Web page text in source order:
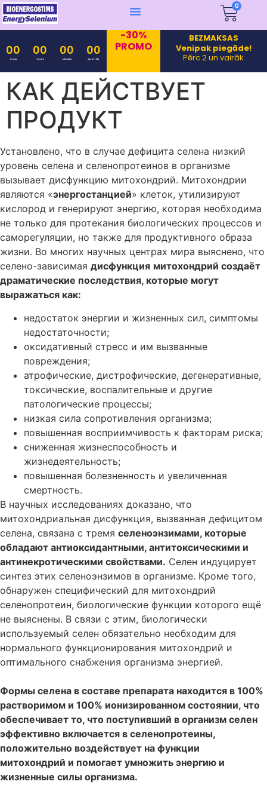
0
00
Days
00
Hours
00
Minutes
00
Seconds
-30%
PROMO
BEZMAKSAS
Venipak piegāde!
Pērc 2 un vairāk
КАК ДЕЙСТВУЕТ
ПРОДУКТ
Установлено, что в случае дефицита селена низкий
уровень селена и селенопротеинов в организме
вызывает дисфункцию митохондрий. Митохондрии
являются «энергостанцией» клеток, утилизируют
кислород и генерируют энергию, которая необходима
не только для протекания биологических процессов и
саморегуляции, но также для продуктивного образа
жизни. Во многих научных центрах мира выяснено, что
селено-зависимая дисфункция митохондрий создаёт
драматические последствия, которые могут
выражаться как:
недостаток энергии и жизненных сил, симптомы
недостаточности;
оксидативный стресс и им вызванные
повреждения;
атрофические, дистрофические, дегенеративные,
токсические, воспалительные и другие
патологические процессы;
низкая сила сопротивления организма;
повышенная восприимчивость к факторам риска;
сниженная жизнеспособность и
жизнедеятельность;
повышенная болезненность и увеличенная
смертность.
В научных исследованиях доказано, что
митохондриальная дисфункция, вызванная дефицитом
селена, связана с тремя селеноэнзимами, которые
обладают антиоксидантными, антитоксическими и
антинекротическими свойствами. Селен индуцирует
синтез этих селеноэнзимов в организме. Кроме того,
обнаружен специфический для митохондрий
селенопротеин, биологические функции которого ещё
не выяснены. В связи с этим, биологически
используемый селен обязательно необходим для
нормального функционирования митохондрий и
оптимального снабжения организма энергией.
Формы селена в составе препарата находится в 100%
растворимом и 100% ионизированном состоянии, что
обеспечивает то, что поступивший в организм селен
эффективно включается в селенопротеины,
положительно воздействует на функции
митохондрий и помогает умножить энергию и
жизненные силы организма.